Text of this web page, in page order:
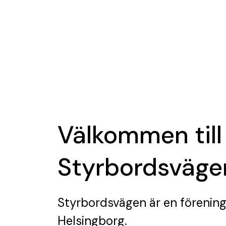
Välkommen till
Styrbordsvägen är en förening
Helsingborg.